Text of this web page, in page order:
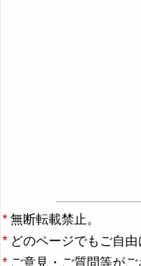
* 無断転載禁止。
* どのページでもご自由
* ご意見・ご質問等が